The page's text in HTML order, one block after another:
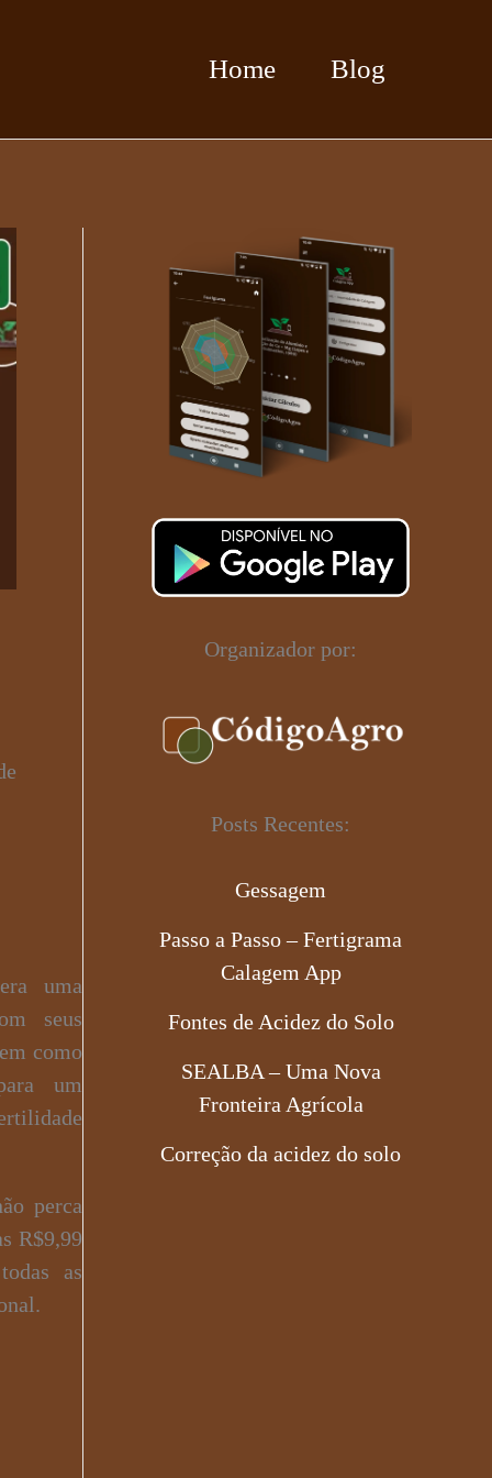
Home Blog
uma
seus
como
um
perca
R$9,99
as
Organizador por:
Posts Recentes:
Gessagem
Passo a Passo – Fertigrama
Calagem App
Fontes de Acidez do Solo
SEALBA – Uma Nova
Fronteira Agrícola
Correção da acidez do solo